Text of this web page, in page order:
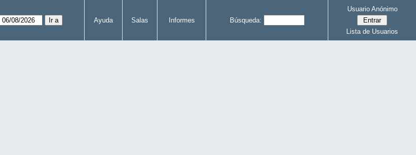
Ayuda Salas Informes Búsqueda:
Usuario Anónimo
Lista de Usuarios